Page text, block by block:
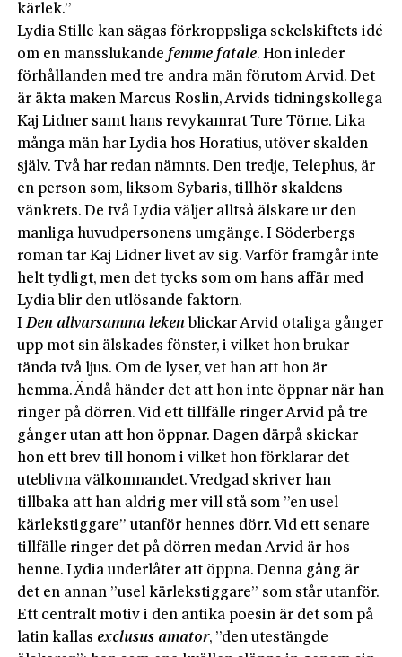
kärlek.”
Lydia Stille kan sägas förkroppsliga sekelskiftets idé
om en mansslukandefemme fatale. Hon inleder
förhållanden med tre andra män förutom Arvid. Det
är äkta maken Marcus Roslin, Arvids tidningskollega
Kaj Lidner samt hans revykamrat Ture Törne. Lika
många män har Lydia hos Horatius, utöver skalden
själv. Två har redan nämnts. Den tredje, Telephus, är
en person som, liksom Sybaris, tillhör skaldens
vänkrets. De två Lydia väljer alltså älskare ur den
manliga huvudpersonens umgänge. I Söderbergs
roman tar Kaj Lidner livet av sig. Varför framgår inte
helt tydligt, men det tycks som om hans affär med
Lydia blir den utlösande faktorn.
IDen allvarsamma leken blickar Arvid otaliga gånger
upp mot sin älskades fönster, i vilket hon brukar
tända två ljus. Om de lyser, vet han att hon är
hemma. Ändå händer det att hon inte öppnar när han
ringer på dörren. Vid ett tillfälle ringer Arvid på tre
gånger utan att hon öppnar. Dagen därpå skickar
hon ett brev till honom i vilket hon förklarar det
uteblivna välkomnandet. Vredgad skriver han
tillbaka att han aldrig mer vill stå som ”en usel
kärlekstiggare” utanför hennes dörr. Vid ett senare
tillfälle ringer det på dörren medan Arvid är hos
henne. Lydia underlåter att öppna. Denna gång är
det en annan ”usel kärlekstiggare” som står utanför.
Ett centralt motiv i den antika poesin är det som på
latin kallas exclusus amator, ”den utestängde